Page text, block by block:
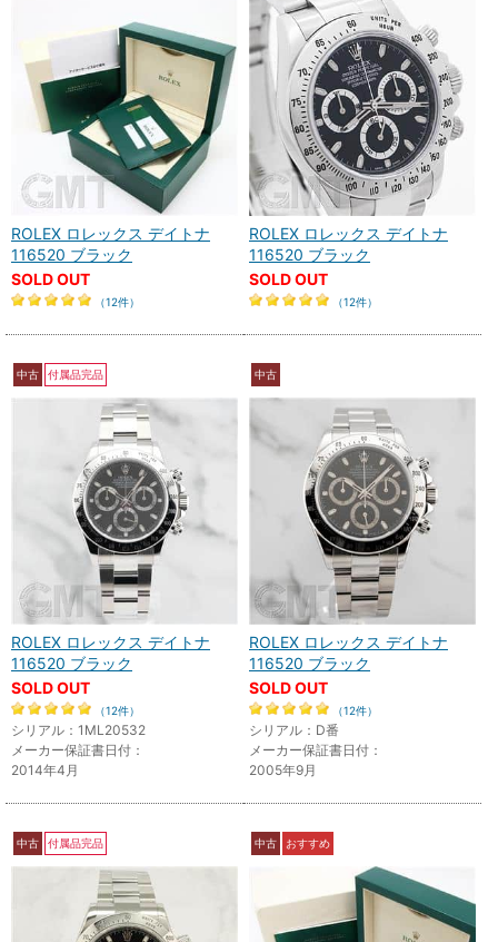
ROLEX ロレックス デイトナ
116520 ブラック
SOLD OUT
（12件）
ROLEX ロレックス デイトナ
116520 ブラック
SOLD OUT
（12件）
中古 付属品完品
ROLEX ロレックス デイトナ
116520 ブラック
SOLD OUT
（12件）
シリアル：1ML20532
メーカー保証書日付：
2014年4月
中古
ROLEX ロレックス デイトナ
116520 ブラック
SOLD OUT
（12件）
シリアル：D番
メーカー保証書日付：
2005年9月
中古 付属品完品 中古 おすすめ